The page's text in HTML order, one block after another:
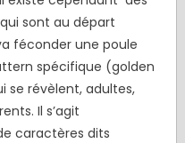
sont au départ
féconder une poule
spécifique (golden
se révèlent, adultes,
Il s’agit
caractères dits